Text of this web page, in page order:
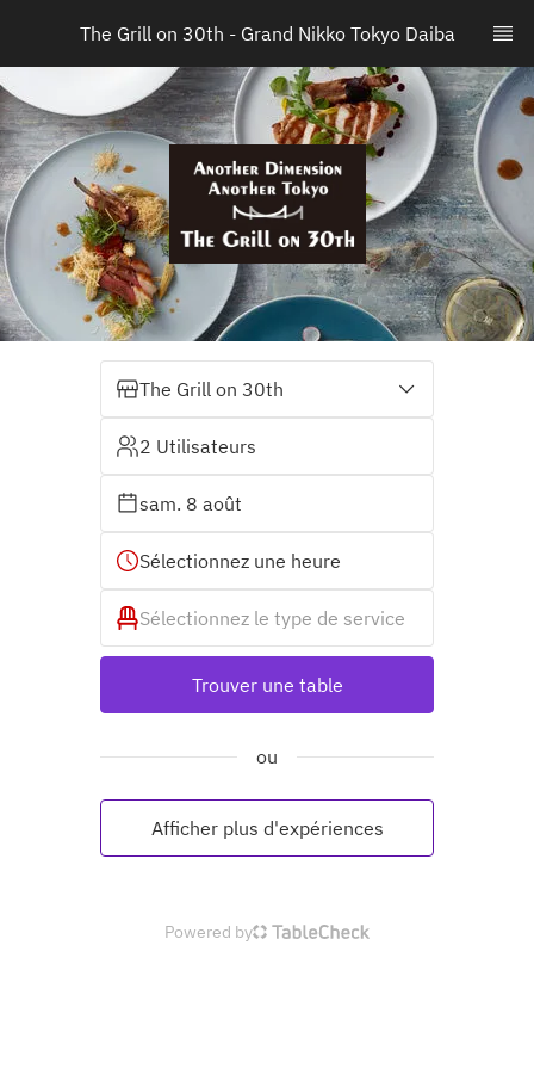
The Grill on 30th - Grand Nikko Tokyo Daiba
The Grill on 30th
2 Utilisateurs
sam. 8 août
Sélectionnez une heure
Sélectionnez le type de service
Trouver une table
ou
Afficher plus d'expériences
Powered by